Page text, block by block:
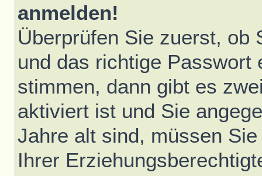
anmelden!
Überprüfen Sie zuerst, ob
und das richtige Passwort
stimmen, dann gibt es
aktiviert ist und Sie
Jahre alt sind, müssen
Ihrer